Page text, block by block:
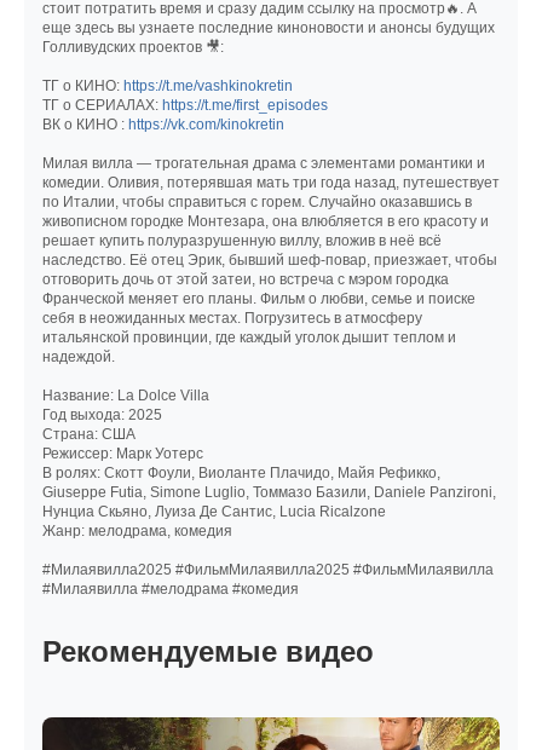
стоит потратить время и сразу дадим ссылку на просмотр🔥. А
еще здесь вы узнаете последние киноновости и анонсы будущих
Голливудских проектов 🎥:
ТГ о КИНО: https://t.me/vashkinokretin
ТГ о СЕРИАЛАХ: https://t.me/first_episodes
ВК о КИНО : https://vk.com/kinokretin
Милая вилла — трогательная драма с элементами романтики и
комедии. Оливия, потерявшая мать три года назад, путешествует
по Италии, чтобы справиться с горем. Случайно оказавшись в
живописном городке Монтезара, она влюбляется в его красоту и
решает купить полуразрушенную виллу, вложив в неё всё
наследство. Её отец Эрик, бывший шеф-повар, приезжает, чтобы
отговорить дочь от этой затеи, но встреча с мэром городка
Франческой меняет его планы. Фильм о любви, семье и поиске
себя в неожиданных местах. Погрузитесь в атмосферу
итальянской провинции, где каждый уголок дышит теплом и
надеждой.
Название: La Dolce Villa
Год выхода: 2025
Страна: США
Режиссер: Марк Уотерс
В ролях: Скотт Фоули, Виоланте Плачидо, Майя Рефикко,
Giuseppe Futia, Simone Luglio, Томмазо Базили, Daniele Panzironi,
Нунциа Скьяно, Луиза Де Сантис, Lucia Ricalzone
Жанр: мелодрама, комедия
#Милаявилла2025 #ФильмМилаявилла2025 #ФильмМилаявилла
#Милаявилла #мелодрама #комедия
Рекомендуемые видео